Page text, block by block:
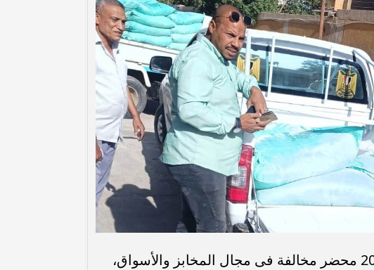
أسفرت جهود الحملات التموينية عن ضبط تحرير 20 محضر مخالفة فى مجال المخابز والأسواق،